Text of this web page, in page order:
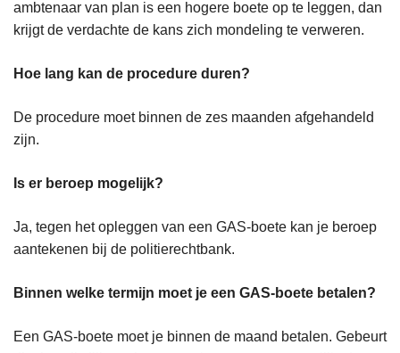
ambtenaar van plan is een hogere boete op te leggen, dan
krijgt de verdachte de kans zich mondeling te verweren.
Hoe lang kan de procedure duren?
De procedure moet binnen de zes maanden afgehandeld
zijn.
Is er beroep mogelijk?
Ja, tegen het opleggen van een GAS-boete kan je beroep
aantekenen bij de politierechtbank.
Binnen welke termijn moet je een GAS-boete betalen?
Een GAS-boete moet je binnen de maand betalen. Gebeurt